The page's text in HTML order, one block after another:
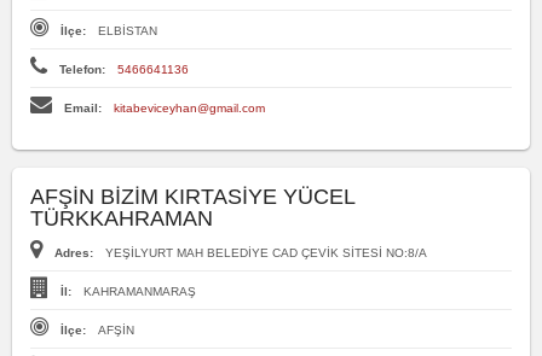
İlçe: ELBİSTAN
Telefon: 5466641136
Email: kitabeviceyhan@gmail.com
AFŞİN BİZİM KIRTASİYE YÜCEL
TÜRKKAHRAMAN
Adres: YEŞİLYURT MAH BELEDİYE CAD ÇEVİK SİTESİ NO:8/A
İl: KAHRAMANMARAŞ
İlçe: AFŞİN